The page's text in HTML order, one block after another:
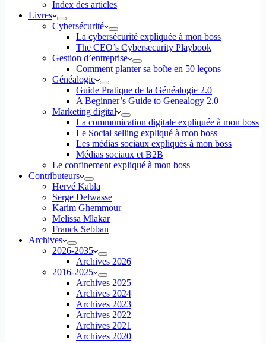
Index des articles
Livres
Cybersécurité
La cybersécurité expliquée à mon boss
The CEO’s Cybersecurity Playbook
Gestion d’entreprise
Comment planter sa boîte en 50 leçons
Généalogie
Guide Pratique de la Généalogie 2.0
A Beginner’s Guide to Genealogy 2.0
Marketing digital
La communication digitale expliquée à mon boss
Le Social selling expliqué à mon boss
Les médias sociaux expliqués à mon boss
Médias sociaux et B2B
Le confinement expliqué à mon boss
Contributeurs
Hervé Kabla
Serge Delwasse
Karim Ghemmour
Melissa Mlakar
Franck Sebban
Archives
2026-2035
Archives 2026
2016-2025
Archives 2025
Archives 2024
Archives 2023
Archives 2022
Archives 2021
Archives 2020